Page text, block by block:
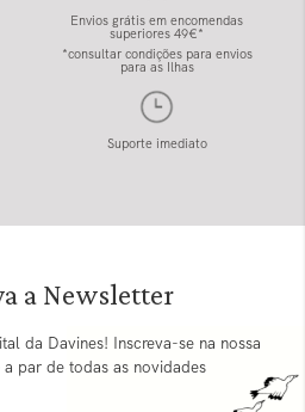
Envios grátis em encomendas
superiores 49€*
*consultar condições para envios
para as Ilhas
Suporte imediato
a Newsletter
da Davines! Inscreva-se na nossa
par de todas as novidades